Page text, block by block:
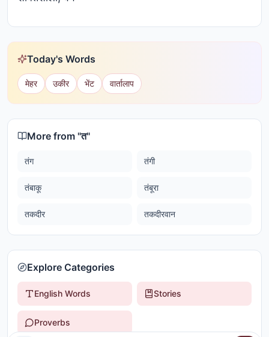
Today's Words
मेहर उकीर भेंट वार्तालाप
More from "त"
तंग तंगी
तंबाकू तंबूरा
तकदीर तकदीरवान
Explore Categories
English Words Stories
Proverbs